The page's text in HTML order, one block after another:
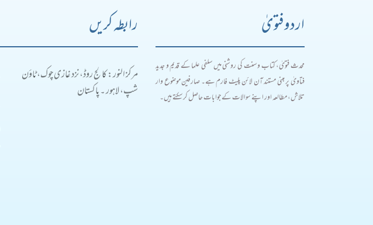
اردو فتویٰ
محدث فتویٰ، کتاب و سنت کی روشنی میں سلفی علما کے قدیم و جدید
فتاویٰ پر مبنی مستند آن لائن پلیٹ فارم ہے۔ صارفین موضوع وار
تلاش، مطالعہ اور اپنے سوالات کے جوابات حاصل کر سکتے ہیں۔
رابطہ کریں
مرکز النور: کالج روڈ، نزد غازی چوک، ٹاؤن
شپ، لاہور ۔ پاکستان